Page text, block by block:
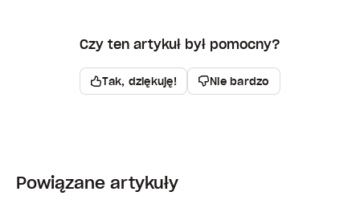
Czy ten artykuł był pomocny?
Tak, dziękuję! Nie bardzo
Powiązane artykuły